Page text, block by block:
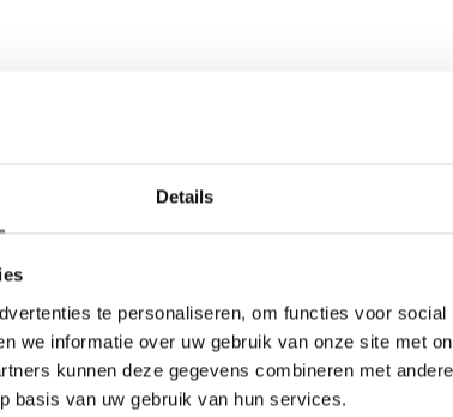
Details
te personaliseren, om functies voor
we informatie over uw gebruik van onze site met
kunnen deze gegevens combineren met
basis van uw gebruik van hun services.